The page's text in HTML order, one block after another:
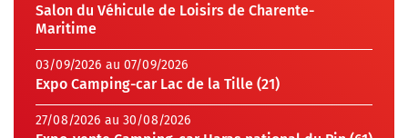
Salon du Véhicule de Loisirs de Charente-
Maritime
03/09/2026 au 07/09/2026
Expo Camping-car Lac de la Tille (21)
27/08/2026 au 30/08/2026